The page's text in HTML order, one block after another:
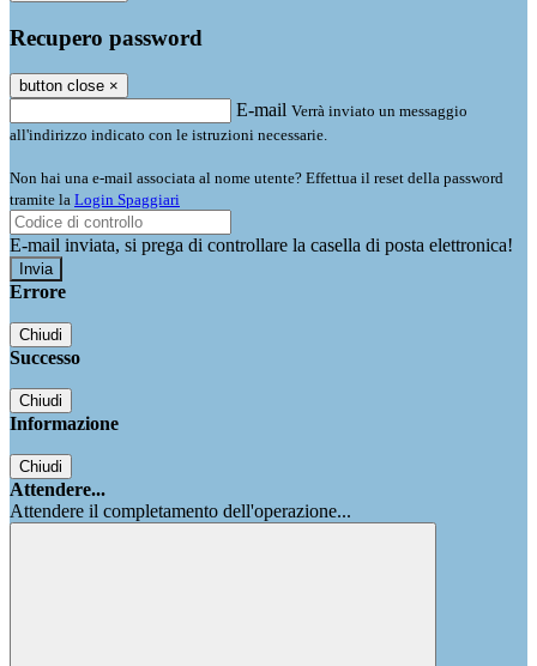
Recupero password
button close ×
E-mail Verrà inviato un messaggio
all'indirizzo indicato con le istruzioni necessarie.
Non hai una e-mail associata al nome utente? Effettua il reset della password
tramite la Login Spaggiari
E-mail inviata, si prega di controllare la casella di posta elettronica!
Errore
Chiudi
Successo
Chiudi
Informazione
Chiudi
Attendere...
Attendere il completamento dell'operazione...